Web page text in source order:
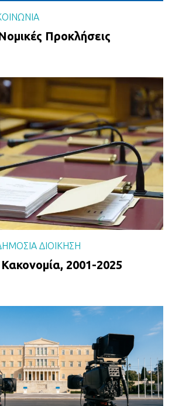
Προκλήσεις
ΔΙΟΊΚΗΣΗ
2001-2025